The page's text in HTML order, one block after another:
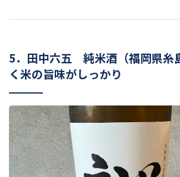
5．田中六五 純米酒（福岡県糸
く米の旨味がしっかり